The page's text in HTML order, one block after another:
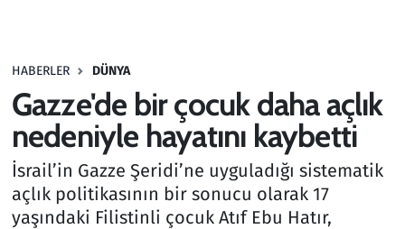
HABERLER DÜNYA
Gazze'de bir çocuk daha açlık
nedeniyle hayatını kaybetti
İsrail’in Gazze Şeridi’ne uyguladığı sistematik
açlık politikasının bir sonucu olarak 17
yaşındaki Filistinli çocuk Atıf Ebu Hatır,
Haber
Kültür Sanat
Kurumsal Haberler
Lezzet Durağı